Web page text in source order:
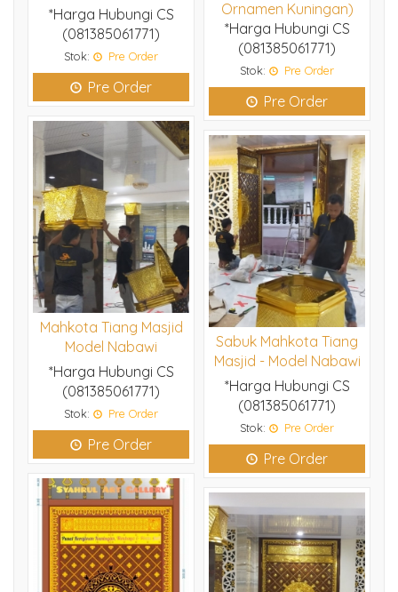
*Harga Hubungi CS
(081385061771)
Stok: Pre Order
Pre Order
Ornamen Kuningan)
*Harga Hubungi CS
(081385061771)
Stok: Pre Order
Pre Order
Mahkota Tiang Masjid
Model Nabawi
*Harga Hubungi CS
(081385061771)
Stok: Pre Order
Pre Order
Sabuk Mahkota Tiang
Masjid - Model Nabawi
*Harga Hubungi CS
(081385061771)
Stok: Pre Order
Pre Order